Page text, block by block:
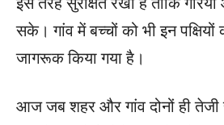
सके। गांव में बच्चों को भी इन पक्षियों
जागरूक किया गया है।
आज जब शहर और गांव दोनों ही